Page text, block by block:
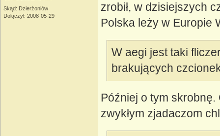
Skąd: Dzierżoniów
Dołączył: 2008-05-29
zrobił, w dzisiejszych
Polska leży w Europie
W aegi jest taki
brakujących
Później o tym
zwykłym zjadaczom